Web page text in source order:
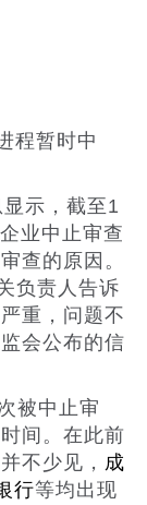
程暂时中
示，截至1
业中止审查
查的原因。
负责人告诉
重，问题不
会公布的信
被中止审
间。在此前
不少见， 成
行等均出现